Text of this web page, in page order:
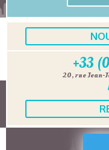
+33
20, rue Jean-